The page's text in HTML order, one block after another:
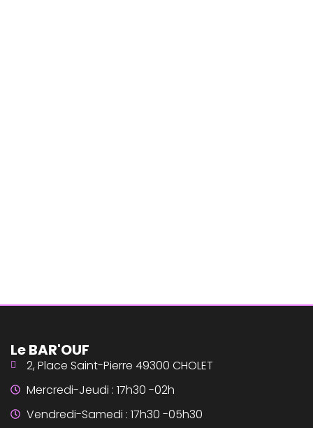
Le BAR'OUF
2, Place Saint-Pierre 49300 CHOLET
Mercredi-Jeudi : 17h30 -02h
Vendredi-Samedi : 17h30 -05h30